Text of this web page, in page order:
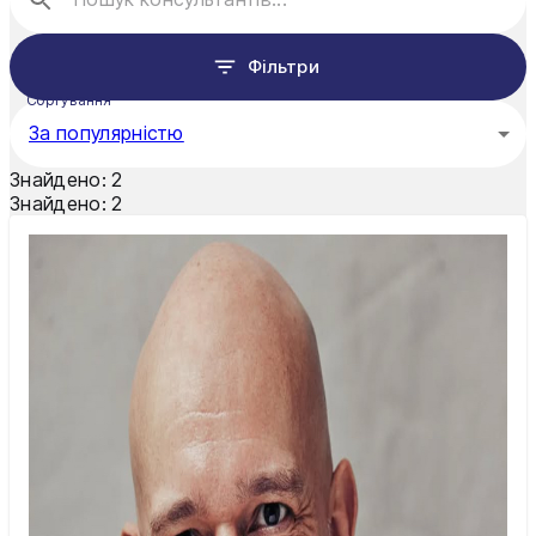
Суми
Тернопіль
Ужгород
Умань
Фільтри
Сортування
За популярністю
Знайдено: 2
Знайдено: 2